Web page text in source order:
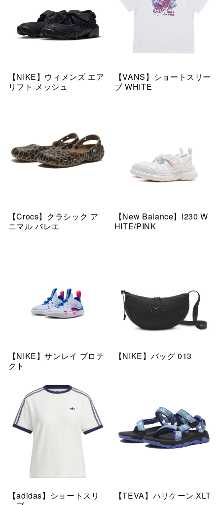
【NIKE】ウィメンズ エア
リフト メッシュ
【VANS】ショートスリー
ブ WHITE
【Crocs】クラシック ア
ニマル バレエ
【New Balance】I230 W
HITE/PINK
【NIKE】サンレイ プロテ
クト
【NIKE】バッグ 013
【adidas】ショートスリ
【TEVA】ハリケーン XLT